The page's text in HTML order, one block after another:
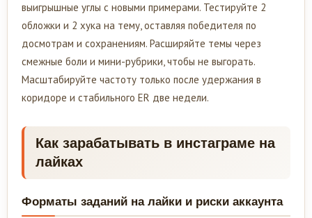
выигрышные углы с новыми примерами. Тестируйте 2
обложки и 2 хука на тему, оставляя победителя по
досмотрам и сохранениям. Расширяйте темы через
смежные боли и мини-рубрики, чтобы не выгорать.
Масштабируйте частоту только после удержания в
коридоре и стабильного ER две недели.
Как зарабатывать в инстаграме на
лайках
Форматы заданий на лайки и риски аккаунта